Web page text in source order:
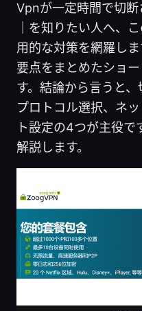
Vpnが一定時間で切
｜を知りたい人へ、
用的な対策を網羅し
要点をまとめたショ
す。結論から言うと、
プロトコル選択、ネ
ト設定の4つが主役で
解説します。